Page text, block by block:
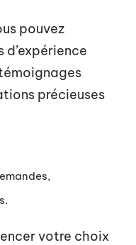
pouvez
précieuses
votre choix